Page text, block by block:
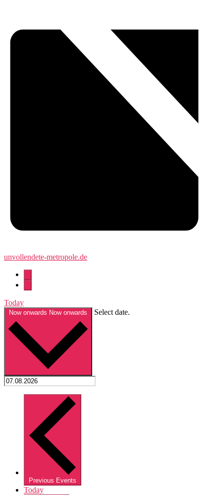
unvollendete-metropole.de
Today
Now onwards Now onwards Select date.
Previous Events
Today